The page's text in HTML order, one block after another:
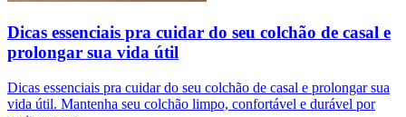
Dicas essenciais pra cuidar do seu colchão de casal e
prolongar sua vida útil
Dicas essenciais pra cuidar do seu colchão de casal e prolongar sua
vida útil. Mantenha seu colchão limpo, confortável e durável por